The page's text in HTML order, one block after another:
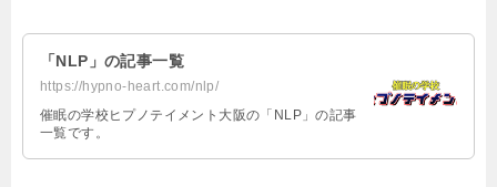
「NLP」の記事一覧
https://hypno-heart.com/nlp/
催眠の学校ヒプノテイメント大阪の「NLP」の記事
一覧です。